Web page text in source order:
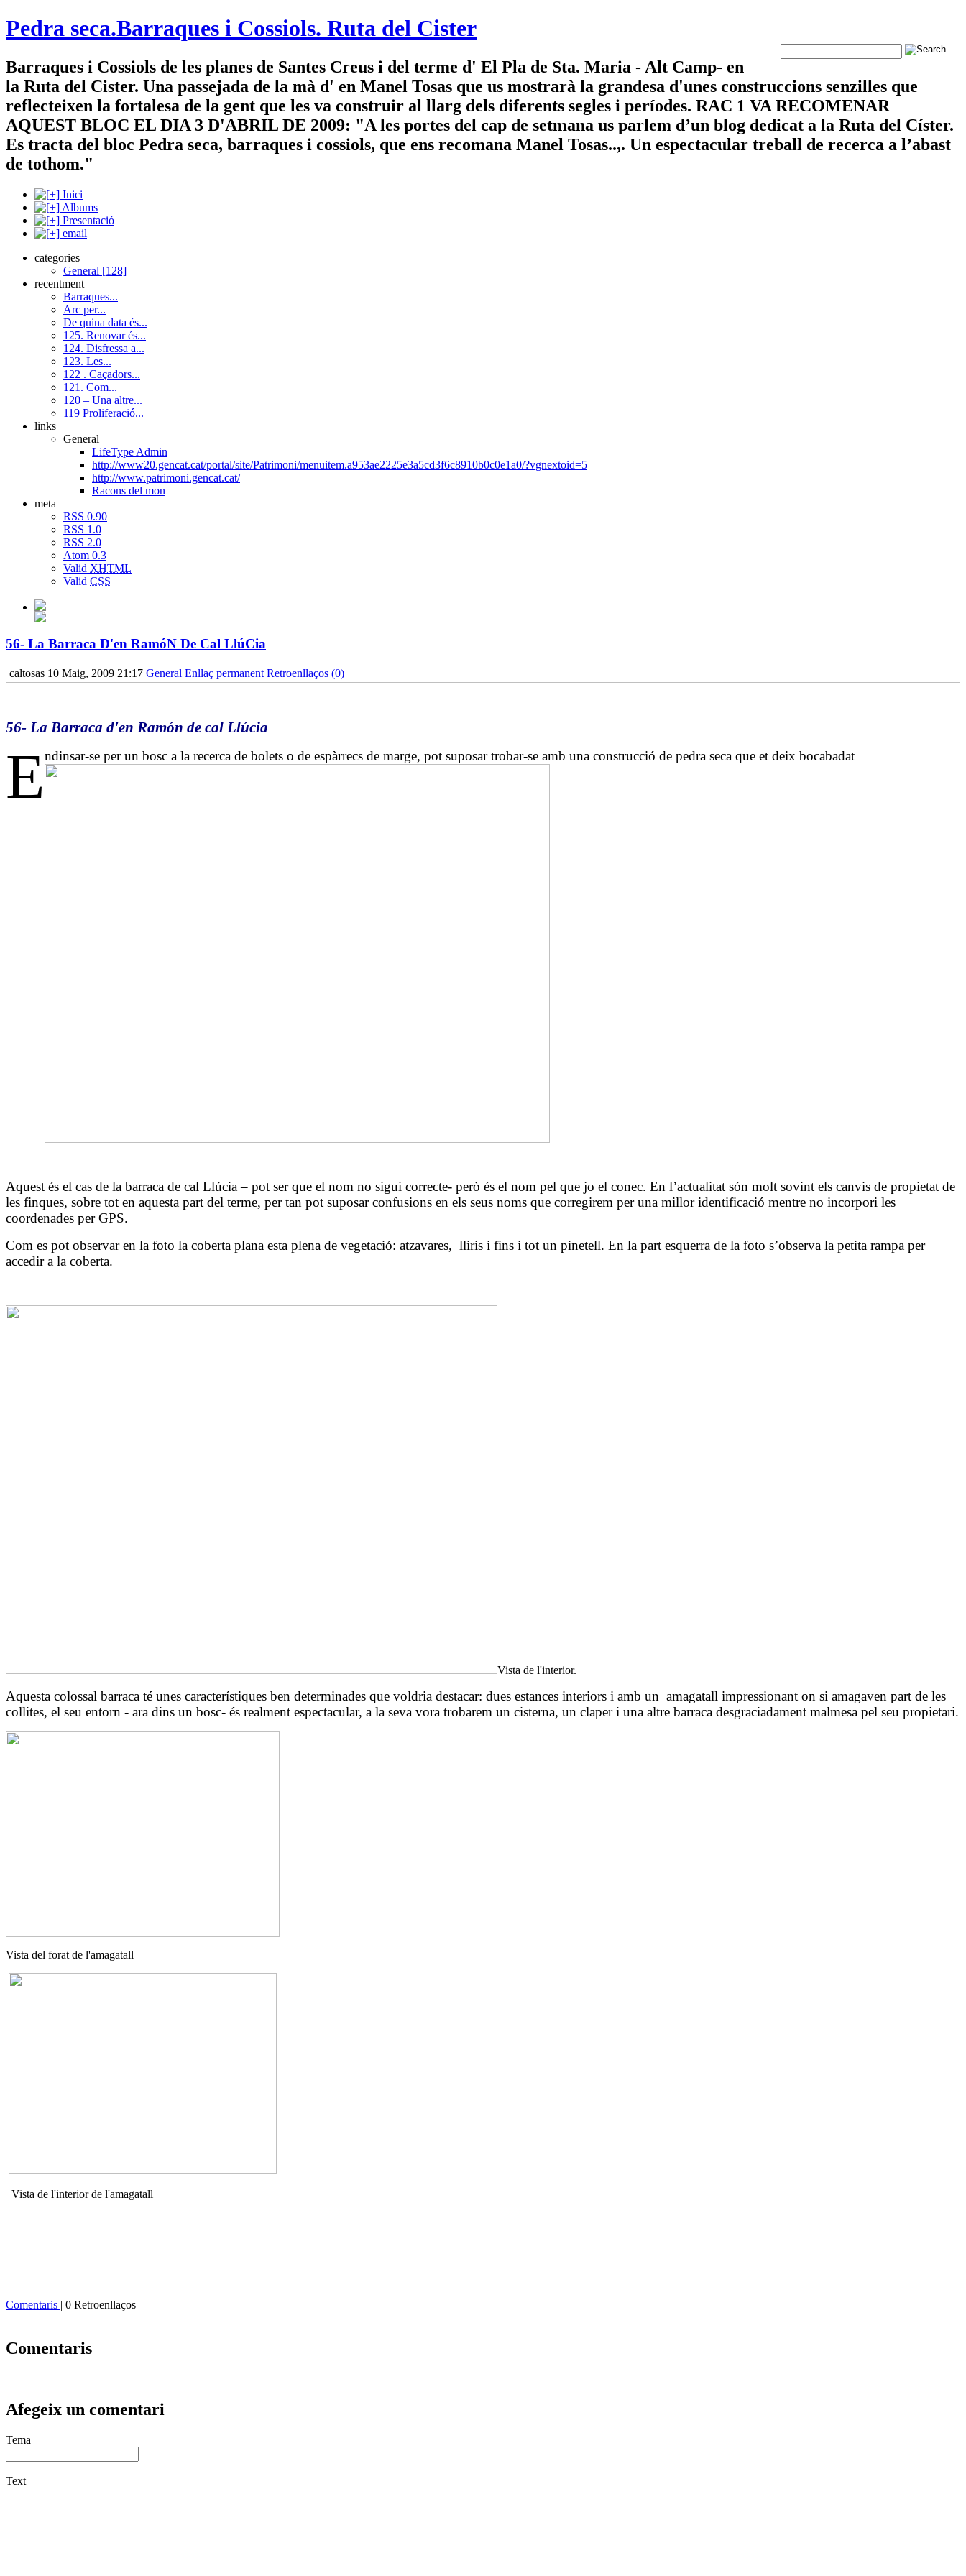
Pedra seca.Barraques i Cossiols. Ruta del Cister
Barraques i Cossiols de les planes de Santes Creus i del terme d' El Pla de Sta. Maria - Alt Camp- en
la Ruta del Cister. Una passejada de la mà d' en Manel Tosas que us mostrarà la grandesa d'unes construccions senzilles que
reflecteixen la fortalesa de la gent que les va construir al llarg dels diferents segles i períodes. RAC 1 VA RECOMENAR
AQUEST BLOC EL DIA 3 D'ABRIL DE 2009: "A les portes del cap de setmana us parlem d’un blog dedicat a la Ruta del Císter.
Es tracta del bloc Pedra seca, barraques i cossiols, que ens recomana Manel Tosas..,. Un espectacular treball de recerca a l’abast
de tothom."
Inici
Albums
Presentació
email
categories
General [128]
recentment
Barraques...
Arc per...
De quina data és...
125. Renovar és...
124. Disfressa a...
123. Les...
122 . Caçadors...
121. Com...
120 – Una altre...
119 Proliferació...
links
General
LifeType Admin
http://www20.gencat.cat/portal/site/Patrimoni/menuitem.a953ae2225e3a5cd3f6c8910b0c0e1a0/?vgnextoid=5
http://www.patrimoni.gencat.cat/
Racons del mon
meta
RSS 0.90
RSS 1.0
RSS 2.0
Atom 0.3
Valid XHTML
Valid CSS
56- La Barraca D'en RamóN De Cal LlúCia
caltosas 10 Maig, 2009 21:17 General Enllaç permanent Retroenllaços (0)
56- La Barraca d'en Ramón de cal Llúcia
Endinsar-se per un bosc a la recerca de bolets o de espàrrecs de marge, pot suposar trobar-se amb una construcció de pedra seca que et deix bocabadat
Aquest és el cas de la barraca de cal Llúcia – pot ser que el nom no sigui correcte- però és el nom pel que jo el conec. En l’actualitat són molt sovint els canvis de propietat de
les finques, sobre tot en aquesta part del terme, per tan pot suposar confusions en els seus noms que corregirem per una millor identificació mentre no incorpori les
coordenades per GPS.
Com es pot observar en la foto la coberta plana esta plena de vegetació: atzavares, lliris i fins i tot un pinetell. En la part esquerra de la foto s’observa la petita rampa per
accedir a la coberta.
Vista de l'interior.
Aquesta colossal barraca té unes característiques ben determinades que voldria destacar: dues estances interiors i amb un amagatall impressionant on si amagaven part de les
collites, el seu entorn - ara dins un bosc- és realment espectacular, a la seva vora trobarem un cisterna, un claper i una altre barraca desgraciadament malmesa pel seu propietari.
Vista del forat de l'amagatall
Vista de l'interior de l'amagatall
Comentaris | 0 Retroenllaços
Comentaris
Afegeix un comentari
Tema
Text